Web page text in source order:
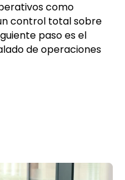
como
control total sobre
paso es el
de operaciones